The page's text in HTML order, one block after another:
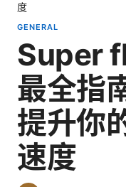
度
GENERAL
Super
最全指
提升你
速度